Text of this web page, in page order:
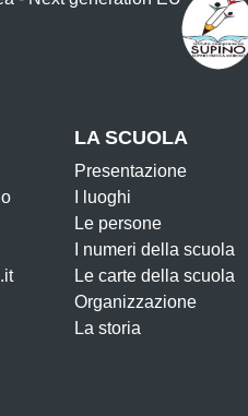
LA SCUOLA
Presentazione
I luoghi
Le persone
I numeri della scuola
Le carte della scuola
Organizzazione
La storia